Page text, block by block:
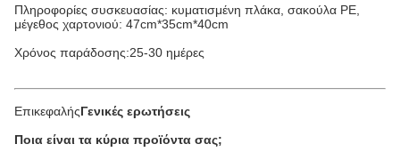
Πληροφορίες συσκευασίας: κυματισμένη πλάκα, σακούλα PE,
μέγεθος χαρτονιού: 47cm*35cm*40cm
Χρόνος παράδοσης:25-30 ημέρες
ΕπικεφαλήςΓενικές ερωτήσεις
Ποια είναι τα κύρια προϊόντα σας;